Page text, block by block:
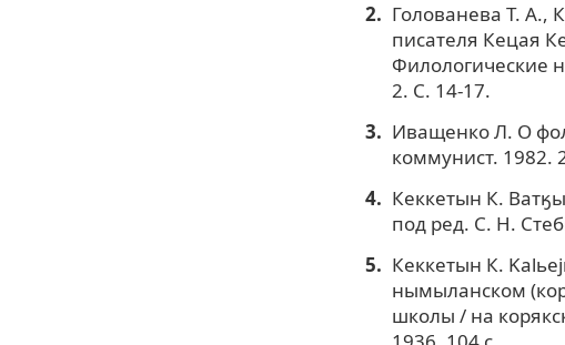
Голованева Т. А.,
писателя Кецая
Филологические
2. С. 14-17.
Иващенко Л. О
коммунист. 1982.
Кеккетын К.
под ред. С. Н.
Кеккетын К.
нымыланском
школы / на